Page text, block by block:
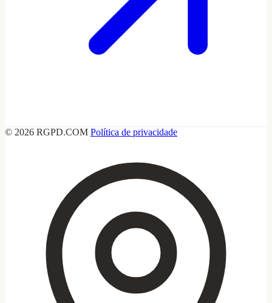
© 2026 RGPD.COM Política de privacidade